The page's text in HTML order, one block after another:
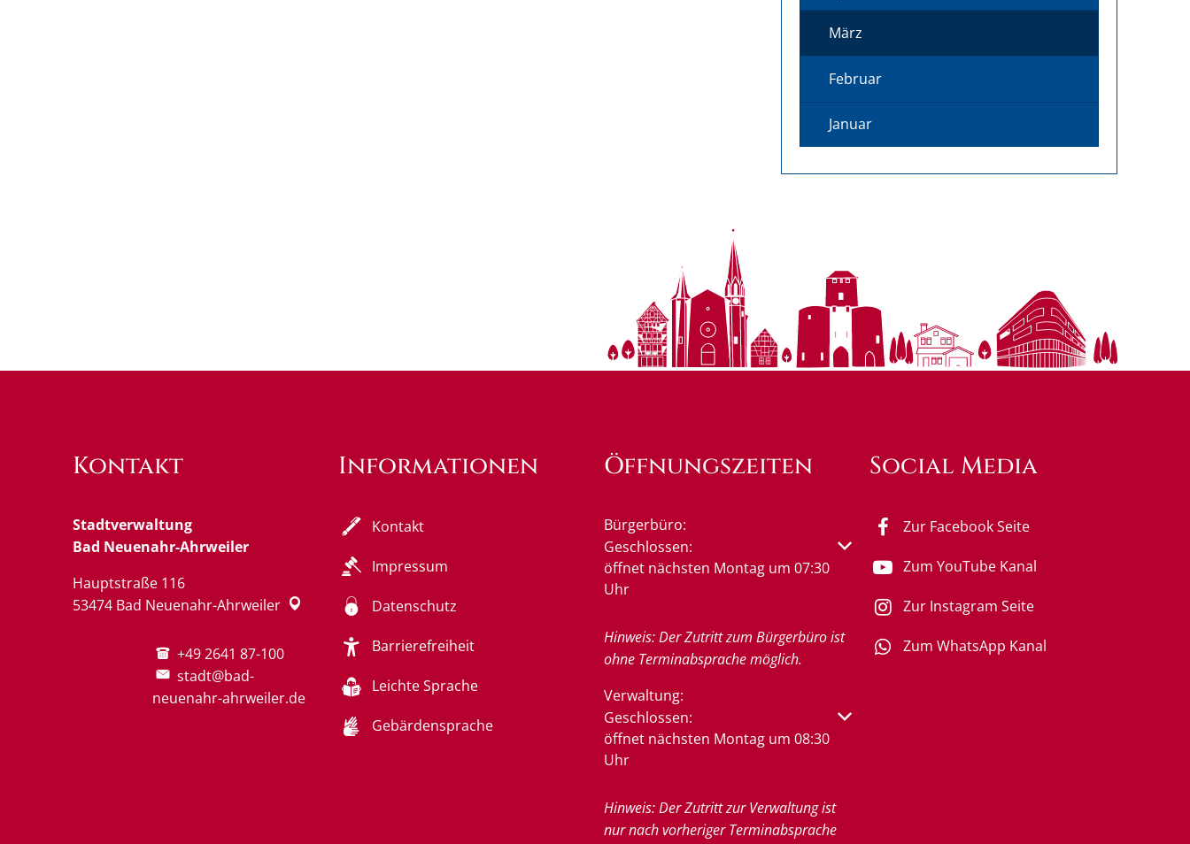
März
Februar
Januar
Kontakt
Stadtverwaltung
Bad Neuenahr-Ahrweiler
Hauptstraße 116
53474 Bad Neuenahr-Ahrweiler
+49 2641 87-100
stadt@bad-
neuenahr-ahrweiler.de
Informationen
Kontakt
Impressum
Datenschutz
Barrierefreiheit
Leichte Sprache
Gebärdensprache
Öffnungszeiten
Bürgerbüro:
Klicken, um weitere Öffnungs- oder Schließzeiten auszublenden
Geschlossen:
öffnet nächsten Montag um 07:30
Uhr
Hinweis: Der Zutritt zum Bürgerbüro ist
ohne Terminabsprache möglich.
Verwaltung:
Klicken, um weitere Öffnungs- oder Schließzeiten auszublenden
Geschlossen:
öffnet nächsten Montag um 08:30
Uhr
Hinweis: Der Zutritt zur Verwaltung ist
nur nach vorheriger Terminabsprache
Social Media
Zur Facebook Seite
Zum YouTube Kanal
Zur Instagram Seite
Zum WhatsApp Kanal